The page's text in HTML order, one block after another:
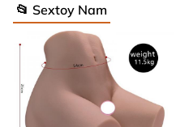
📂 Sextoy Nam